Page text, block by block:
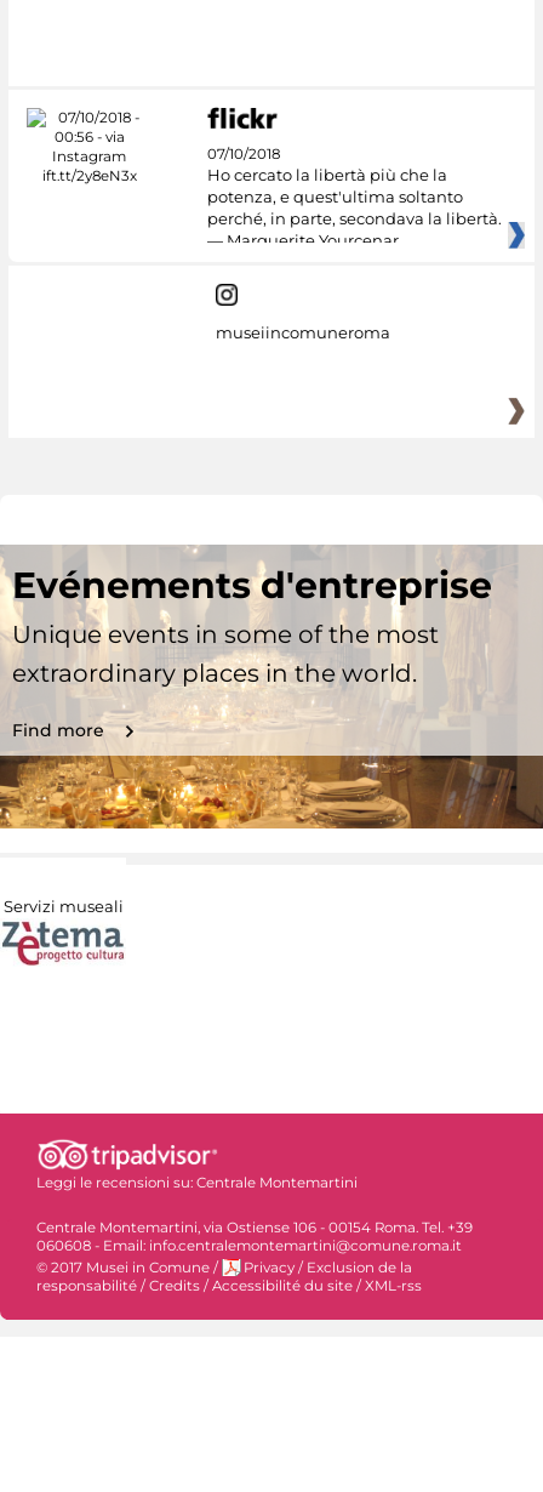
07/10/2018
Ho cercato la libertà più che la
potenza, e quest'ultima soltanto
perché, in parte, secondava la libertà.
— Marguerite Yourcenar
museiincomuneroma
Evénements d'entreprise
Unique events in some of the most
extraordinary places in the world.
Find more
Servizi museali
Leggi le recensioni su: Centrale Montemartini
Centrale Montemartini, via Ostiense 106 - 00154 Roma. Tel. +39
060608 - Email: info.centralemontemartini@comune.roma.it
© 2017 Musei in Comune / Privacy / Exclusion de la
responsabilité / Credits / Accessibilité du site / XML-rss